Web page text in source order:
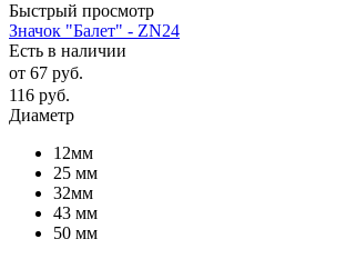
Быстрый просмотр
Значок "Балет" - ZN24
Есть в наличии
от 67 руб.
116 руб.
Диаметр
12мм
25 мм
32мм
43 мм
50 мм